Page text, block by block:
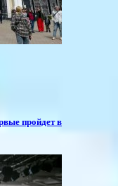
пройдет в